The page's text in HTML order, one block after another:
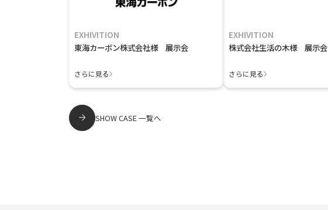
EXHIVITION
東海カーボン株式会社様 展示会
さらに見る
EXHIVITION
株式会社生活の木様 展示会
さらに見る
SHOW CASE 一覧へ